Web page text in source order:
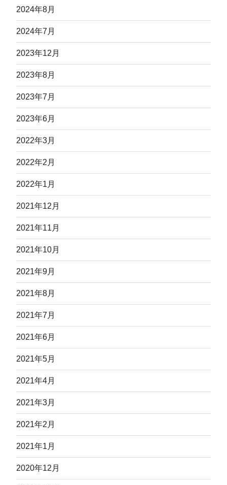
2024年8月
2024年7月
2023年12月
2023年8月
2023年7月
2023年6月
2022年3月
2022年2月
2022年1月
2021年12月
2021年11月
2021年10月
2021年9月
2021年8月
2021年7月
2021年6月
2021年5月
2021年4月
2021年3月
2021年2月
2021年1月
2020年12月